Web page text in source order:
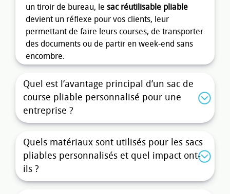
un tiroir de bureau, le sac réutilisable pliable
devient un réflexe pour vos clients, leur
permettant de faire leurs courses, de transporter
des documents ou de partir en week-end sans
encombre.
slogan ou charte graphique, ce sac promotionnel
allie efficacité publicitaire et engagement éco-
responsable. Il se positionne comme un support
idéal pour vos campagnes marketing, salons
professionnels, événements d'entreprise ou
actions de fidélisation.
Pourquoi choisir un sac de
courses pliable publicitaire ?
Quel est l’avantage principal d’un sac de
course pliable personnalisé pour une
entreprise ?
Quels matériaux sont utilisés pour les sacs
pliables personnalisés et quel impact ont-
ils ?